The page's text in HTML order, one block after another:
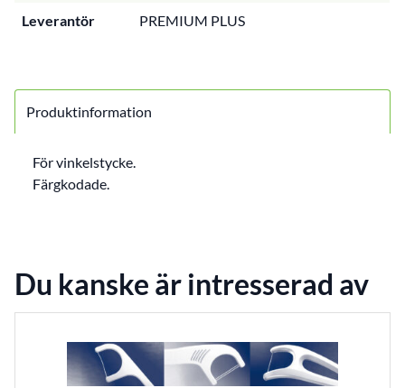
Leverantör PREMIUM PLUS
Produktinformation
För vinkelstycke.
Färgkodade.
Du kanske är intresserad av